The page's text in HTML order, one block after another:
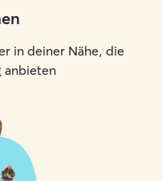
in deiner Nähe, die
anbieten